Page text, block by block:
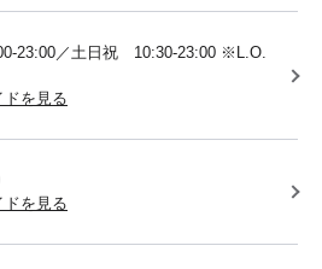
23:00／土日祝 10:30-23:00 ※L.O.
ドを見る
ドを見る